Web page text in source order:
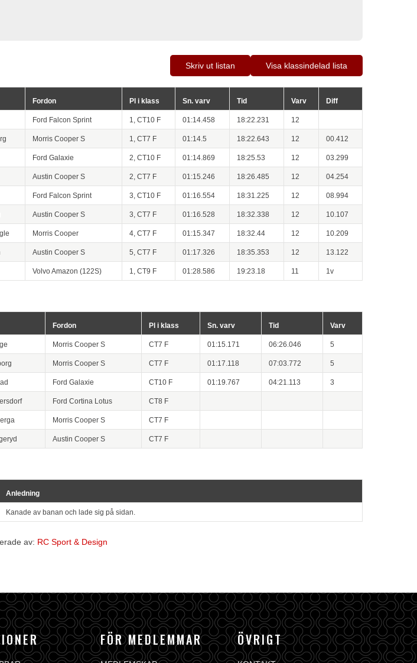
Skriv ut listan Visa klassindelad lista
Fordon Pl i klass Sn. varv Tid Varv Diff
Ford Falcon Sprint 1, CT10 F 01:14.458 18:22.231 12
Morris Cooper S 1, CT7 F 01:14.5 18:22.643 12 00.412
Ford Galaxie 2, CT10 F 01:14.869 18:25.53 12 03.299
Austin Cooper S 2, CT7 F 01:15.246 18:26.485 12 04.254
Ford Falcon Sprint 3, CT10 F 01:16.554 18:31.225 12 08.994
Austin Cooper S 3, CT7 F 01:16.528 18:32.338 12 10.107
Morris Cooper 4, CT7 F 01:15.347 18:32.44 12 10.209
Austin Cooper S 5, CT7 F 01:17.326 18:35.353 12 13.122
Volvo Amazon (122S) 1, CT9 F 01:28.586 19:23.18 11 1v
Fordon Pl i klass Sn. varv Tid Varv
Morris Cooper S CT7 F 01:15.171 06:26.046 5
Morris Cooper S CT7 F 01:17.118 07:03.772 5
Ford Galaxie CT10 F 01:19.767 04:21.113 3
Ford Cortina Lotus CT8 F
Morris Cooper S CT7 F
Austin Cooper S CT7 F
Anledning
Kanade av banan och lade sig på sidan.
av: RC Sport & Design
FÖR MEDLEMMAR ÖVRIGT